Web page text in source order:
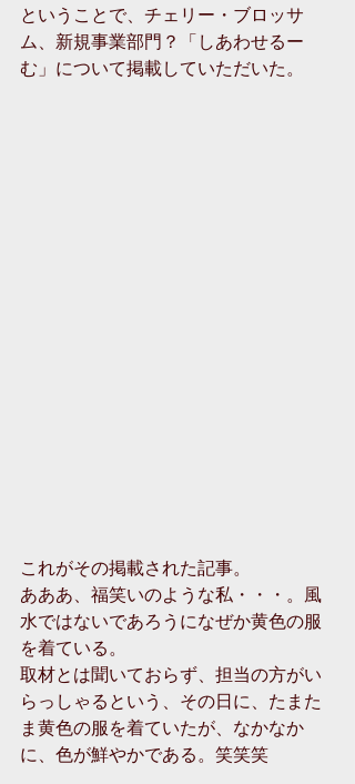
ということで、チェリー・ブロッサ
ム、新規事業部門？「しあわせるー
む」について掲載していただいた。
これがその掲載された記事。
あああ、福笑いのような私・・・。風
水ではないであろうになぜか黄色の服
を着ている。
取材とは聞いておらず、担当の方がい
らっしゃるという、その日に、たまた
ま黄色の服を着ていたが、なかなか
に、色が鮮やかである。笑笑笑